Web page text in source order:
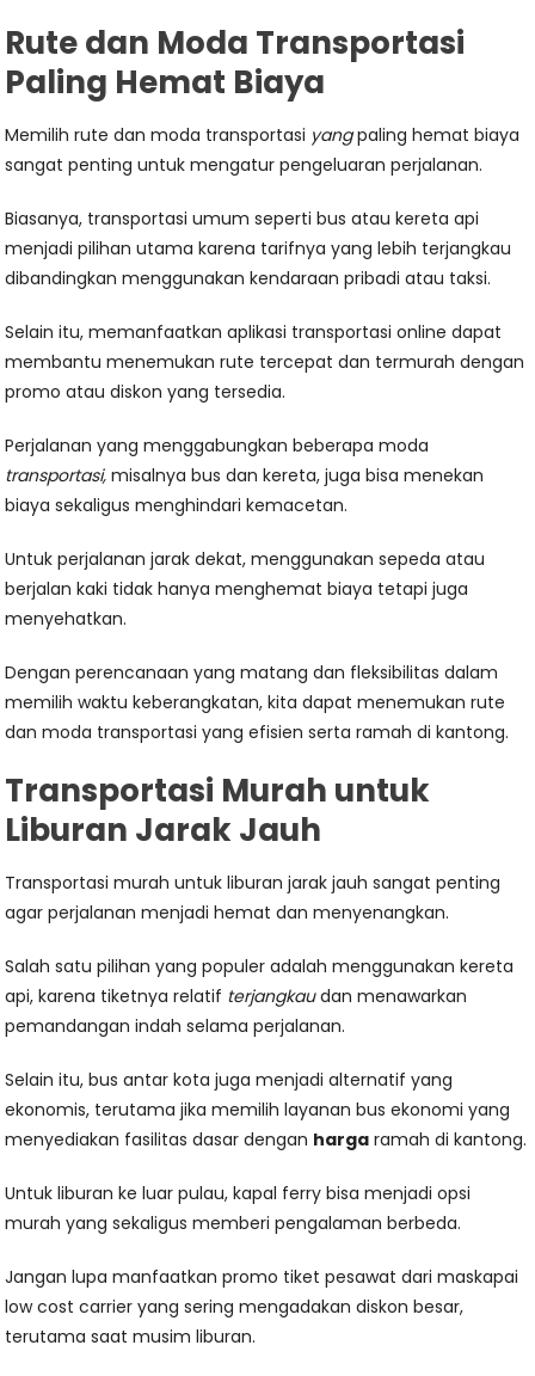
Rute dan Moda Transportasi
Paling Hemat Biaya
Memilih rute dan moda transportasi yangpaling hemat biaya
sangat penting untuk mengatur pengeluaran perjalanan.
Biasanya, transportasi umum seperti bus atau kereta api
menjadi pilihan utama karena tarifnya yang lebih terjangkau
dibandingkan menggunakan kendaraan pribadi atau taksi.
Selain itu, memanfaatkan aplikasi transportasi online dapat
membantu menemukan rute tercepat dan termurah dengan
promo atau diskon yang tersedia.
Perjalanan yang menggabungkan beberapa moda
transportasi, misalnya bus dan kereta, juga bisa menekan
biaya sekaligus menghindari kemacetan.
Untuk perjalanan jarak dekat, menggunakan sepeda atau
berjalan kaki tidak hanya menghemat biaya tetapi juga
menyehatkan.
Dengan perencanaan yang matang dan fleksibilitas dalam
memilih waktu keberangkatan, kita dapat menemukan rute
dan moda transportasi yang efisien serta ramah di kantong.
Transportasi Murah untuk
Liburan Jarak Jauh
Transportasi murah untuk liburan jarak jauh sangat penting
agar perjalanan menjadi hemat dan menyenangkan.
Salah satu pilihan yang populer adalah menggunakan kereta
api, karena tiketnya relatif terjangkaudan menawarkan
pemandangan indah selama perjalanan.
Selain itu, bus antar kota juga menjadi alternatif yang
ekonomis, terutama jika memilih layanan bus ekonomi yang
menyediakan fasilitas dasar dengan harga ramah di kantong.
Untuk liburan ke luar pulau, kapal ferry bisa menjadi opsi
murah yang sekaligus memberi pengalaman berbeda.
Jangan lupa manfaatkan promo tiket pesawat dari maskapai
low cost carrier yang sering mengadakan diskon besar,
terutama saat musim liburan.